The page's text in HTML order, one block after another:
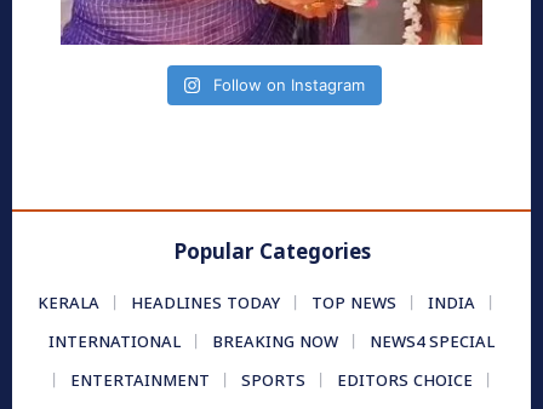
Follow on Instagram
Popular Categories
KERALA HEADLINES TODAY TOP NEWS
INDIA
INTERNATIONAL
BREAKING NOW
NEWS4 SPECIAL
ENTERTAINMENT
SPORTS
EDITORS CHOICE